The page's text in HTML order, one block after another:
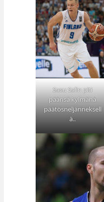
Sasu Salin piti
päänsä kylmänä
päätösneljänneksell
ä..